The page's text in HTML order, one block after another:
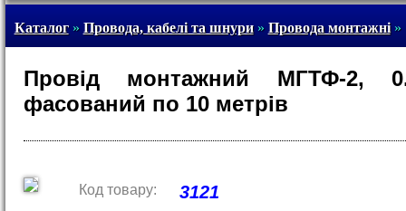
Каталог» Провода, кабелі та шнури» Провода монтажні»
Провід монтажний МГТФ-2,
фасований по 10 метрів
Код товару: 3121